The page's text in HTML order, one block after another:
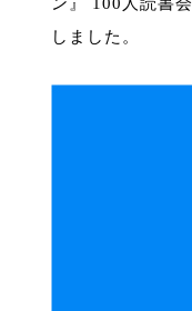
しました。